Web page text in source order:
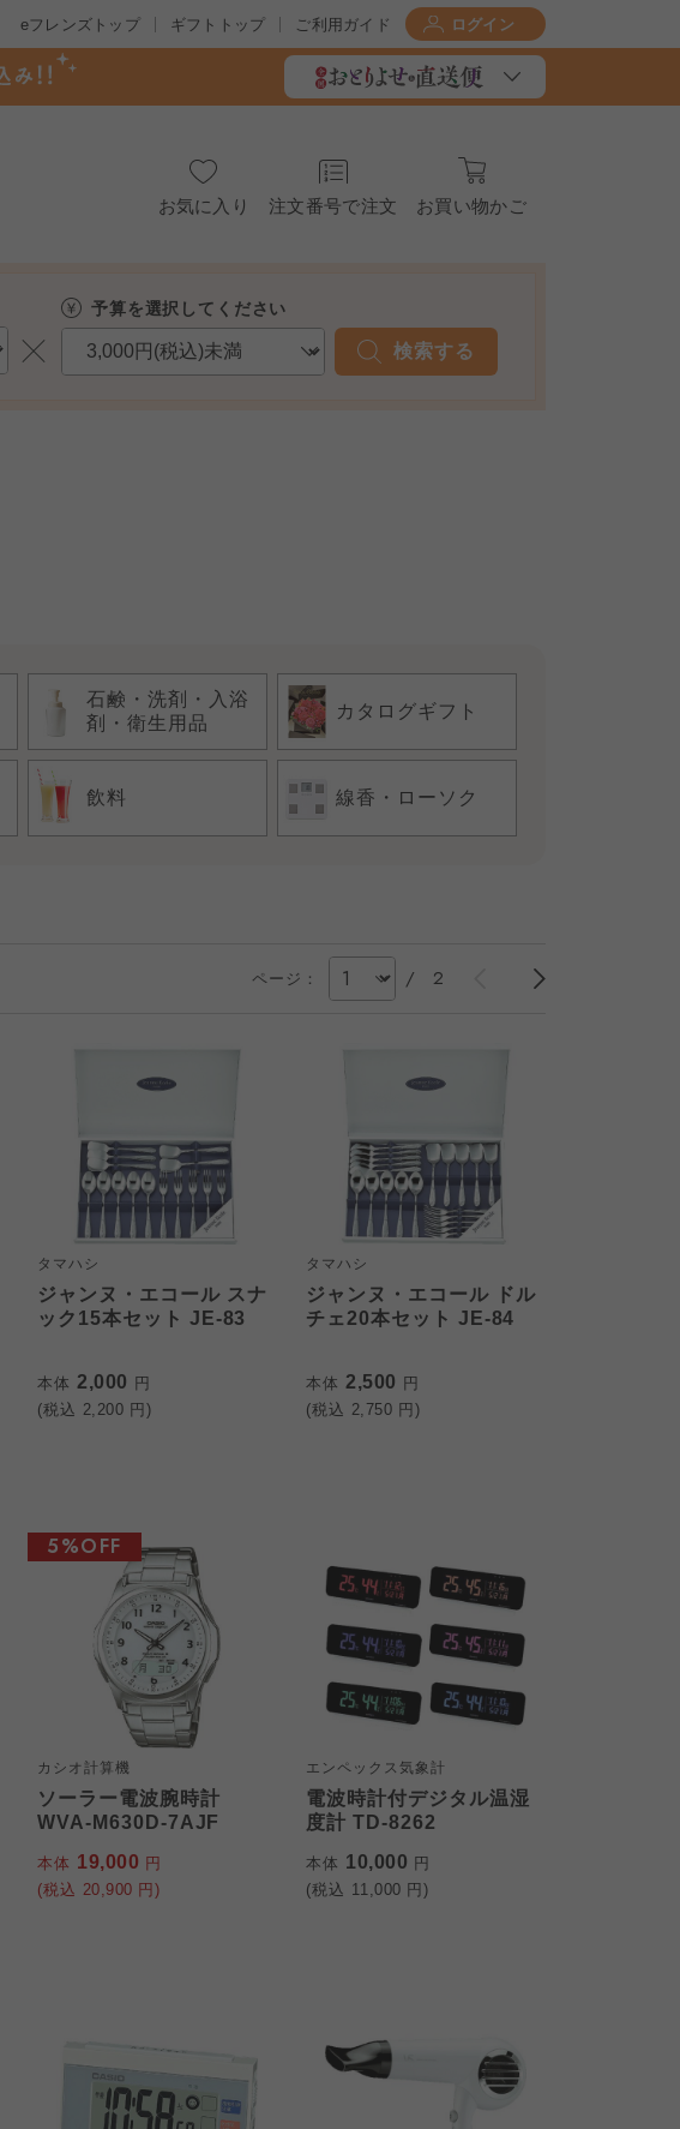
eフレンズトップ ギフトトップ ご利用ガイド ログイン
お気に入り 注文番号で注文 お買い物かご
予算を選択してください
検索する
石鹸・洗剤・入浴
剤・衛生用品
カタログギフト
飲料 線香・ローソク
ページ： / 2
タマハシ
ジャンヌ・エコール スナ
ック15本セット JE-83
本体 2,000 円
(税込 2,200 円)
タマハシ
ジャンヌ・エコール ドル
チェ20本セット JE-84
本体 2,500 円
(税込 2,750 円)
カシオ計算機
ソーラー電波腕時計
WVA-M630D-7AJF
本体 19,000 円
(税込 20,900 円)
5%OFF
エンペックス気象計
電波時計付デジタル温湿
度計 TD-8262
本体 10,000 円
(税込 11,000 円)